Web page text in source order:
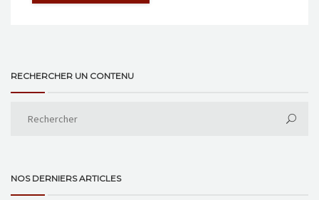
RECHERCHER UN CONTENU
NOS DERNIERS ARTICLES